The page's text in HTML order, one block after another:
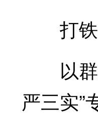
打铁
以群
严三实”